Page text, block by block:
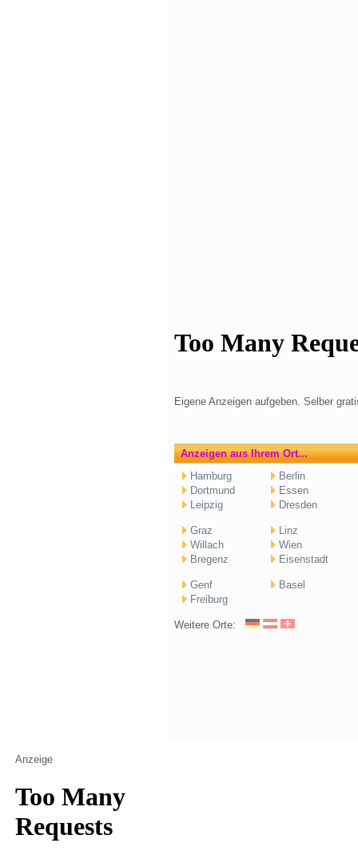
Eigene Anzeigen aufgeben. Selber
Anzeigen aus Ihrem Ort...
Hamburg
Berlin
Dortmund
Essen
Leipzig
Dresden
Graz
Linz
Willach
Wien
Bregenz
Eisenstadt
Genf
Basel
Freiburg
Weitere Orte:
Anzeige